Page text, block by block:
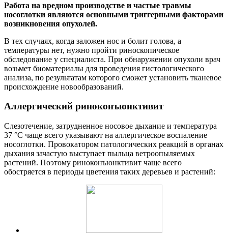
Работа на вредном производстве и частые травмы
носоглотки являются основными триггерными факторами
возникновения опухолей.
В тех случаях, когда заложен нос и болит голова, а
температуры нет, нужно пройти риноскопическое
обследование у специалиста. При обнаружении опухоли врач
возьмет биоматериалы для проведения гистологического
анализа, по результатам которого сможет установить тканевое
происхождение новообразований.
Аллергический риноконъюнктивит
Слезотечение, затрудненное носовое дыхание и температура
37 °C чаще всего указывают на аллергическое воспаление
носоглотки. Провокатором патологических реакций в органах
дыхания зачастую выступает пыльца ветроопыляемых
растений. Поэтому риноконъюнктивит чаще всего
обостряется в периоды цветения таких деревьев и растений: